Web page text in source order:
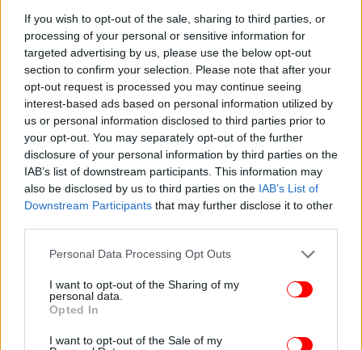
If you wish to opt-out of the sale, sharing to third parties, or
processing of your personal or sensitive information for
targeted advertising by us, please use the below opt-out
section to confirm your selection. Please note that after your
opt-out request is processed you may continue seeing
interest-based ads based on personal information utilized by
us or personal information disclosed to third parties prior to
your opt-out. You may separately opt-out of the further
disclosure of your personal information by third parties on the
IAB’s list of downstream participants. This information may
also be disclosed by us to third parties on the IAB’s List of
Downstream Participants that may further disclose it to other
Please note that this website/app uses one or more Google
not limited to your visit or usage behaviour. You may click to
grant or deny consent to Google and its third-party tags to
use your data for below specified purposes in below Google
consent section.
Personal Data Processing Opt Outs
I want to opt-out of the Sharing of my
personal data.
Opted In
I want to opt-out of the Sale of my
Στην περιοχή είχαν σπεύσει και πυροσβεστικά
αεροπλάνα προκειμένου να βοηθήσουν στην
έρευνα.
Ακόμη, μεγάλες επίγειες δυνάμεις πυροσβεστών
και από την αεροπορική δύναμη Τρίπολης